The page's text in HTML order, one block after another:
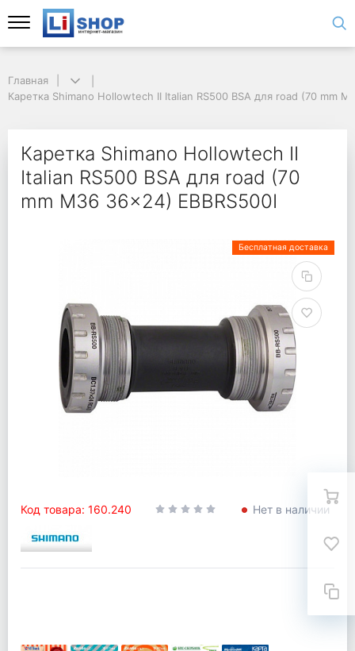
Главная
Каретка Shimano Hollowtech II Italian RS500 BSA для road (70 mm
Каретка Shimano Hollowtech II
Italian RS500 BSA для road (70
mm M36 36x24) EBBRS500I
Бесплатная доставка
Код товара: 160.240 Нет в наличии